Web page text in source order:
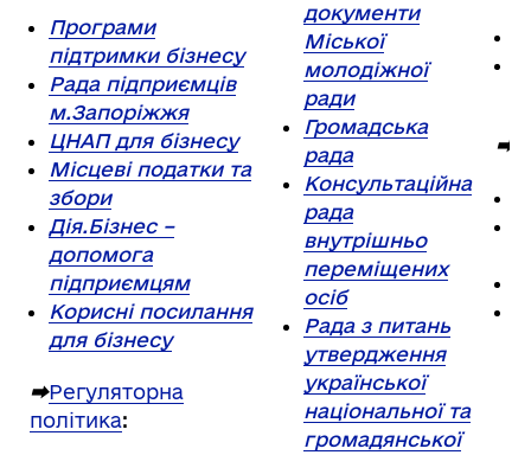
Програми
підтримки бізнесу
Рада підприємців
м.Запоріжжя
ЦНАП для бізнесу
Місцеві податки та
збори
Дія.Бізнес –
допомога
підприємцям
Корисні посилання
для бізнесу
⮕Регуляторна
політика:
документи
Міської
молодіжної
ради
Громадська
рада
Консультаційна
рада
внутрішньо
переміщених
осіб
Рада з питань
утвердження
української
національної та
громадянської
⮕